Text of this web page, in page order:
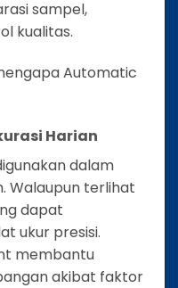
sampel,
kualitas.
Automatic
Harian
dalam
Walaupun terlihat
dapat
ukur presisi.
membantu
akibat faktor